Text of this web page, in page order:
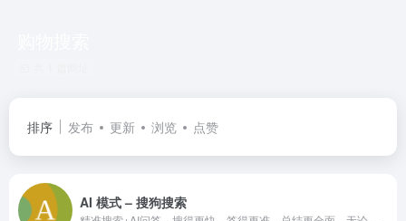
排序 发布 更新 浏览 点赞
AI 模式 – 搜狗搜索